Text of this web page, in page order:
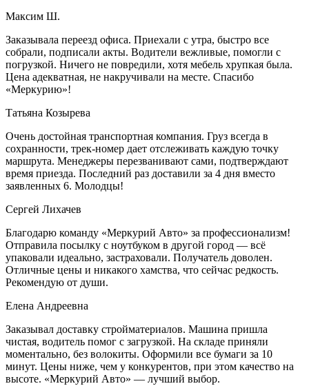
Максим Ш.
Заказывала переезд офиса. Приехали с утра, быстро все
собрали, подписали акты. Водители вежливые, помогли с
погрузкой. Ничего не повредили, хотя мебель хрупкая была.
Цена адекватная, не накручивали на месте. Спасибо
«Меркурию»!
Татьяна Козырева
Очень достойная транспортная компания. Груз всегда в
сохранности, трек-номер дает отслеживать каждую точку
маршрута. Менеджеры перезванивают сами, подтверждают
время приезда. Последний раз доставили за 4 дня вместо
заявленных 6. Молодцы!
Сергей Лихачев
Благодарю команду «Меркурий Авто» за профессионализм!
Отправила посылку с ноутбуком в другой город — всё
упаковали идеально, застраховали. Получатель доволен.
Отличные цены и никакого хамства, что сейчас редкость.
Рекомендую от души.
Елена Андреевна
Заказывал доставку стройматериалов. Машина пришла
чистая, водитель помог с загрузкой. На складе приняли
моментально, без волокиты. Оформили все бумаги за 10
минут. Цены ниже, чем у конкурентов, при этом качество на
высоте. «Меркурий Авто» — лучший выбор.